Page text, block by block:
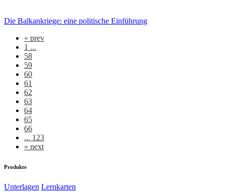
Die Balkankriege: eine politische Einführung
« prev
1 ...
58
59
60
61
62
63
64
65
66
... 123
» next
Produkte
Unterlagen Lernkarten